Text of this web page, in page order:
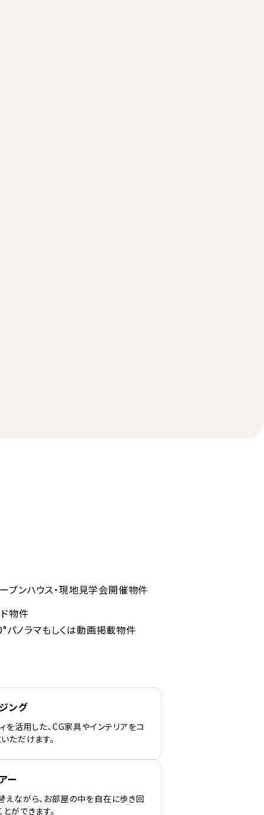
プンハウス・現地見学会開催物件
物件
パノラマもしくは動画掲載物件
ング
を活用した、CG家具やインテリアをコ
ただけます。
ー
えながら、お部屋の中を自在に歩き回
ができます。